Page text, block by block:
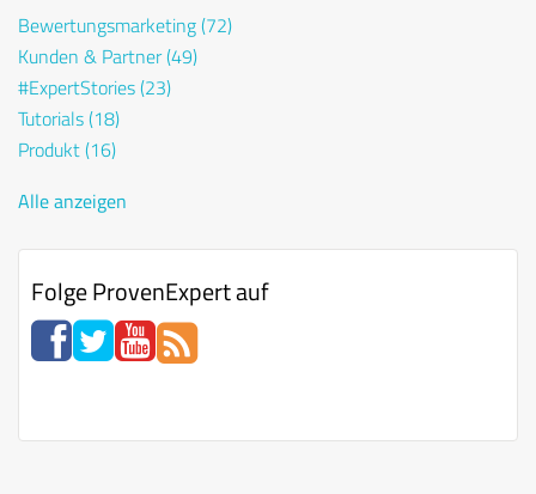
Bewertungsmarketing(72)
Kunden & Partner(49)
#ExpertStories(23)
Tutorials(18)
Produkt(16)
Alle anzeigen
Folge ProvenExpert auf